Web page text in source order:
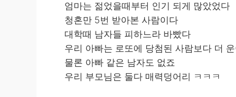
엄마는 젊었을때부터 인기 되게 많았었다
청혼만 5번 받아본 사람이다
대학때 남자들 피하느라 바빴다
우리 아빠는 로또에 당첨된 사람보다 더
물론 아빠 같은 남자도 없죠
우리 부모님은 둘다 매력덩어리 ㅋㅋㅋ